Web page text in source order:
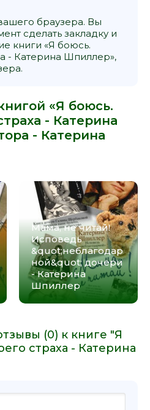
браузера. Вы
сделать закладку и
книги «Я боюсь.
- Катерина Шпиллер»,
«Я боюсь.
- Катерина
- Катерина
Мама, не читай!
Исповедь
&quot;неблагодар
ной&quot; дочери
- Катерина
Шпиллер
(0) к книге "Я
страха - Катерина